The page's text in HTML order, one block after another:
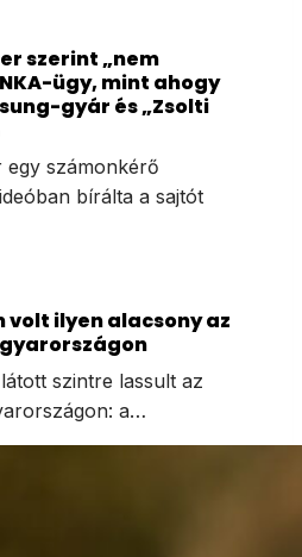
szerint „nem
ügy, mint ahogy
gyár és „Zsolti
egy számonkérő
bírálta a sajtót
volt ilyen alacsony az
szintre lassult az
a…